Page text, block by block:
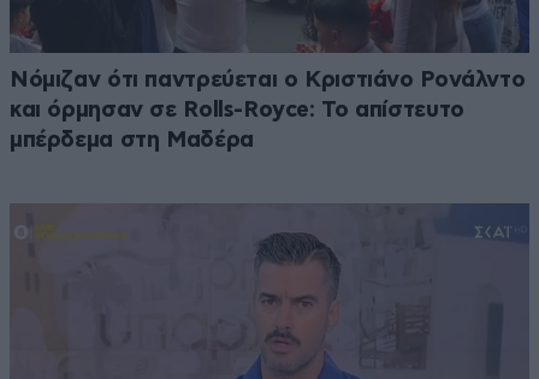
Νόμιζαν ότι παντρεύεται ο Κριστιάνο Ρονάλντο
και όρμησαν σε Rolls-Royce: Το απίστευτο
μπέρδεμα στη Μαδέρα